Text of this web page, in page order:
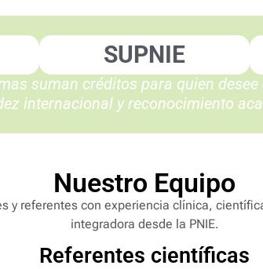
SUPNIE
suman créditos para quien
internacional y reconocimiento
Nuestro Equipo
y referentes con experiencia clínica,
integradora desde la PNIE.
Referentes científicas